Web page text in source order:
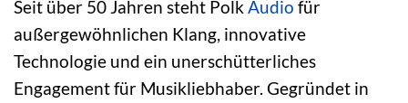
Seit über 50 Jahren steht PolkAudio für
außergewöhnlichen Klang, innovative
Technologie und ein unerschütterliches
Engagement für Musikliebhaber. Gegründet in